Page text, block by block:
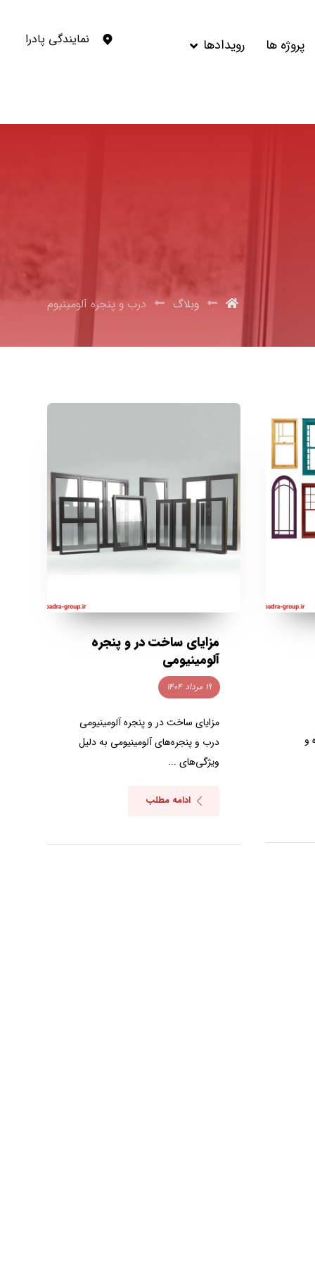
پروژه ها رویدادها نمایندگی پادرا
وبلاگ درب و پنجره آلومینیوم
و
مزایای ساخت در و پنجره
آلومینیومی
۱۹ مرداد ۱۴۰۴
مزایای ساخت در و پنجره آلومینیومی
درب و پنجره‌های آلومینیومی به دلیل
ویژگی‌های ...
ادامه مطلب